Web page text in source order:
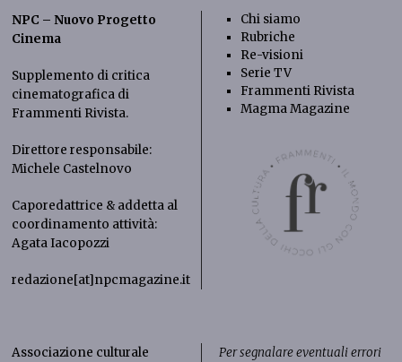
NPC – Nuovo Progetto
Cinema
Supplemento di critica
cinematografica di
Frammenti Rivista.
Direttore responsabile:
Michele Castelnovo
Caporedattrice & addetta al
coordinamento attività:
Agata Iacopozzi
redazione[at]npcmagazine.it
Chi siamo
Rubriche
Re-visioni
Serie TV
Frammenti Rivista
Magma Magazine
Associazione culturale
Per segnalare eventuali errori